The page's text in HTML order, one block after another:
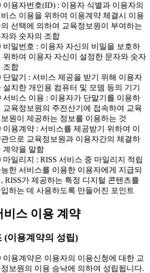
용자번호(ID) : 이용자 식별과 이용자의
스 이용을 위하여 이용계약 체결시 이용
의 선택에 의하여 교육정보원이 부여하는
와 숫자의 조합
밀번호 : 이용자 자신의 비밀을 보호하
위하여 이용자 자신이 설정한 문자와 숫자
조합
말기 : 서비스 제공을 받기 위해 이용자
설치한 개인용 컴퓨터 및 모뎀 등의 기기
비스 이용 : 이용자가 단말기를 이용하
교육정보원의 주전산기에 접속하여 교육
원이 제공하는 정보를 이용하는 것
용계약 : 서비스를 제공받기 위하여 이
관으로 교육정보원과 이용자간의 체결하
계약을 말함
일리지 : RISS 서비스 중 마일리지 적립
한 서비스를 이용한 이용자에게 지급되
RISS가 제공하는 특정 디지털 콘텐츠를
하는 데 사용하도록 만들어진 포인트
비스 이용 계약
(이용계약의 성립)
용계약은 이용자의 이용신청에 대한 교
보원의 이용 승낙에 의하여 성립됩니다.